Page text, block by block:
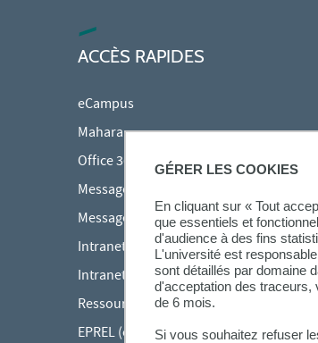
GÉRER LES COOKIES
En cliquant sur « Tout
que essentiels et
d'audience à des fins
L'université est
sont détaillés par domaine
d'acceptation des traceurs,
de 6 mois.
Si vous souhaitez refuser
ACCÈS RAPIDES
eCampus
Mahara
Office 365
Messagerie des étudiants
Messagerie des personnels
Intranet Inspé
Intranet UPEC
Ressources audiovisuelles Inspé
EPREL (cours en ligne)